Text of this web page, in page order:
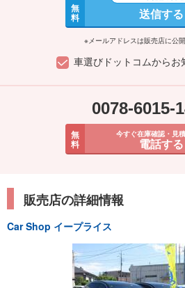
無
料 送信する
※メールアドレスは販売店に公開
車選びドットコムからお
0078-6015-
無
料
今すぐ在庫確認・見
電話する
販売店の詳細情報
Car Shop イープライス